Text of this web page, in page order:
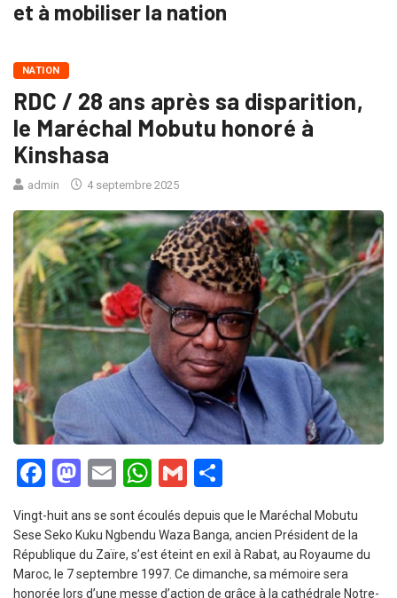
et à mobiliser la nation
NATION
RDC / 28 ans après sa disparition,
le Maréchal Mobutu honoré à
Kinshasa
admin 4 septembre 2025
Facebook
Mastodon
EmailWhatsApp
Gmail
Vingt-huit ans se sont écoulés depuis que le Maréchal Mobutu
Sese Seko Kuku Ngbendu Waza Banga, ancien Président de la
République du Zaïre, s’est éteint en exil à Rabat, au Royaume du
Maroc, le 7 septembre 1997. Ce dimanche, sa mémoire sera
honorée lors d’une messe d’action de grâce à la cathédrale Notre-